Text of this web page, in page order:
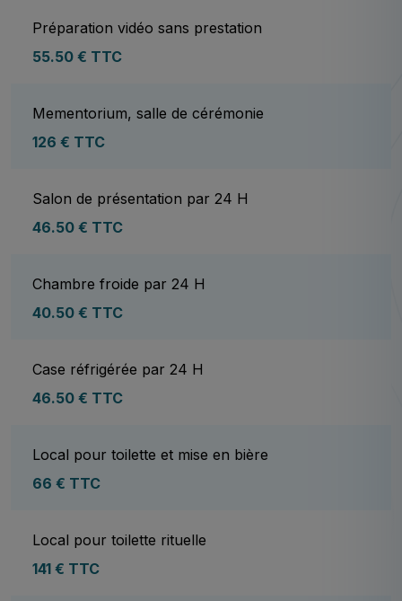
Préparation vidéo sans prestation
55.50 € TTC
Mementorium, salle de cérémonie
126 € TTC
Salon de présentation par 24 H
46.50 € TTC
Chambre froide par 24 H
40.50 € TTC
Case réfrigérée par 24 H
46.50 € TTC
Local pour toilette et mise en bière
66 € TTC
Local pour toilette rituelle
141 € TTC